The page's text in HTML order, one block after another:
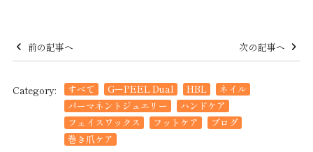
前の記事へ 次の記事へ
Category: すべて GーPEEL Dual HBL
ネイル
パーマネントジュエリー
ハンドケア
フェイスワックス
フットケア
ブログ
巻き爪ケア